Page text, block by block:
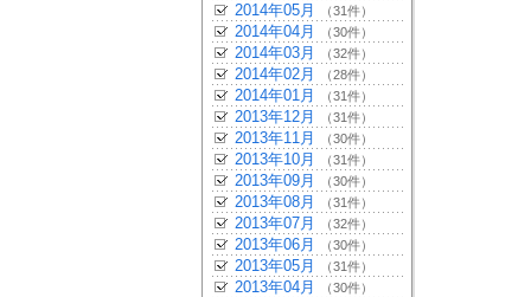
2014年05月 （31件）
2014年04月 （30件）
2014年03月 （32件）
2014年02月 （28件）
2014年01月 （31件）
2013年12月 （31件）
2013年11月 （30件）
2013年10月 （31件）
2013年09月 （30件）
2013年08月 （31件）
2013年07月 （32件）
2013年06月 （30件）
2013年05月 （31件）
2013年04月 （30件）